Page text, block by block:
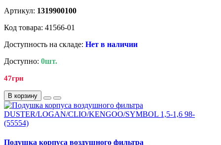
Артикул: 1319900100
Код товара: 41566-01
Доступность на складе: Нет в наличии
Доступно: 0шт.
47грн
В корзину
Подушка корпуса воздушного фильтра